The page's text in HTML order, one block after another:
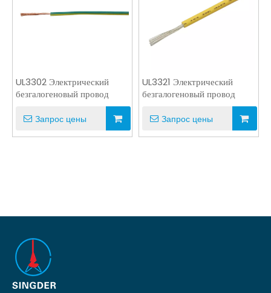
UL3302 Электрический
безгалогеновый провод
Запрос цены
UL3321 Электрический
безгалогеновый провод
Запрос цены